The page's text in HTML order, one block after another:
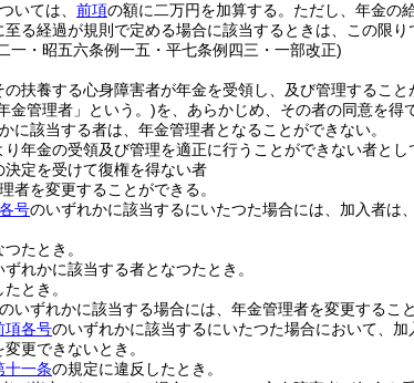
いては、 前項の額に二万円を加算する。 ただし、年金の
る経過が規則で定める場合に該当するときは、この限り
一・昭五六条例一五・平七条例四三・一部改正)
の扶養する心身障害者が年金を受領し、及び管理するこ
金管理者」という。)を、あらかじめ、その者の同意を得
に該当する者は、年金管理者となることができない。
り年金の受領及び管理を適正に行うことができない者と
決定を受けて復権を得ない者
者を変更することができる。
号のいずれかに該当するにいたつた場合には、加入者は
たとき。
ずれかに該当する者となつたとき。
とき。
のいずれかに該当する場合には、年金管理者を変更するこ
項各号のいずれかに該当するにいたつた場合において、
更できないとき。
十一条の規定に違反したとき。